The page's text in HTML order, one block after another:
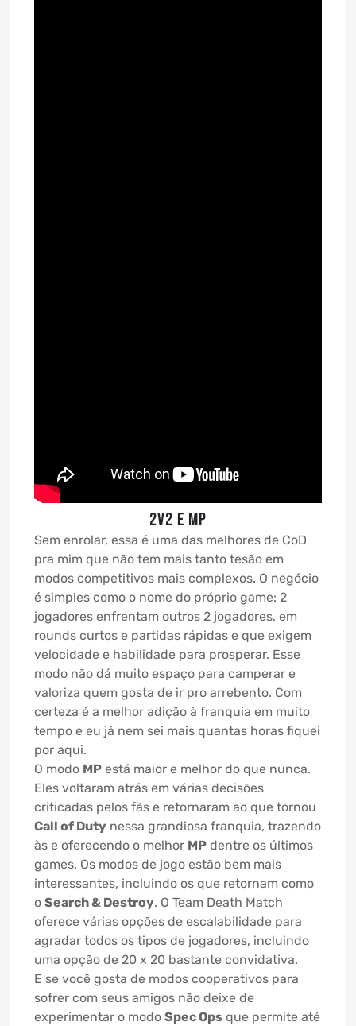
2v2 e MP
Sem enrolar, essa é uma das melhores de CoD
pra mim que não tem mais tanto tesão em
modos competitivos mais complexos. O negócio
é simples como o nome do próprio game: 2
jogadores enfrentam outros 2 jogadores, em
rounds curtos e partidas rápidas e que exigem
velocidade e habilidade para prosperar. Esse
modo não dá muito espaço para camperar e
valoriza quem gosta de ir pro arrebento. Com
certeza é a melhor adição à franquia em muito
tempo e eu já nem sei mais quantas horas fiquei
por aqui.
O modo MP está maior e melhor do que nunca.
Eles voltaram atrás em várias decisões
criticadas pelos fãs e retornaram ao que tornou
Call of Duty nessa grandiosa franquia, trazendo
às e oferecendo o melhor MP dentre os últimos
games. Os modos de jogo estão bem mais
interessantes, incluindo os que retornam como
o Search & Destroy. O Team Death Match
oferece várias opções de escalabilidade para
agradar todos os tipos de jogadores, incluindo
uma opção de 20 x 20 bastante convidativa.
E se você gosta de modos cooperativos para
sofrer com seus amigos não deixe de
experimentar o modo Spec Ops que permite até